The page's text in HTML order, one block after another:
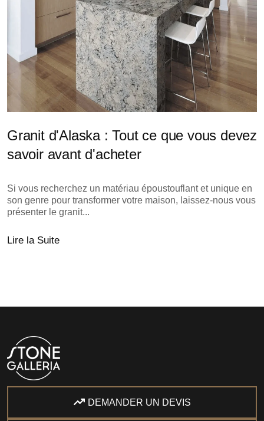
Granit d'Alaska : Tout ce que vous devez
savoir avant d'acheter
Si vous recherchez un matériau époustouflant et unique en
son genre pour transformer votre maison, laissez-nous vous
présenter le granit...
Lire la Suite
DEMANDER UN DEVIS